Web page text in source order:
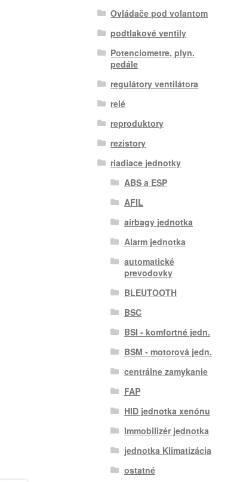
Ovládače pod volantom
podtlakové ventily
Potenciometre, plyn.
pedále
regulátory ventilátora
relé
reproduktory
rezistory
riadiace jednotky
ABS a ESP
AFIL
airbagy jednotka
Alarm jednotka
automatické
prevodovky
BLEUTOOTH
BSC
BSI - komfortné jedn.
BSM - motorová jedn.
centrálne zamykanie
FAP
HID jednotka xenónu
Immobilizér jednotka
jednotka Klimatizácia
ostatné